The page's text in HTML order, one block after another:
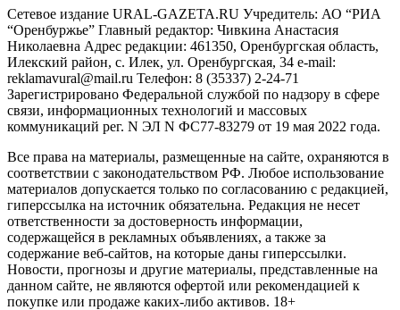
Сетевое издание URAL-GAZETA.RU Учредитель: АО “РИА
“Оренбуржье” Главный редактор: Чивкина Анастасия
Николаевна Адрес редакции: 461350, Оренбургская область,
Илекский район, с. Илек, ул. Оренбургская, 34 e-mail:
reklamavural@mail.ru Телефон: 8 (35337) 2-24-71
Зарегистрировано Федеральной службой по надзору в сфере
связи, информационных технологий и массовых
коммуникаций рег. N ЭЛ N ФС77-83279 от 19 мая 2022 года.
Все права на материалы, размещенные на сайте, охраняются в
соответствии с законодательством РФ. Любое использование
материалов допускается только по согласованию с редакцией,
гиперссылка на источник обязательна. Редакция не несет
ответственности за достоверность информации,
содержащейся в рекламных объявлениях, а также за
содержание веб-сайтов, на которые даны гиперссылки.
Новости, прогнозы и другие материалы, представленные на
данном сайте, не являются офертой или рекомендацией к
покупке или продаже каких-либо активов. 18+